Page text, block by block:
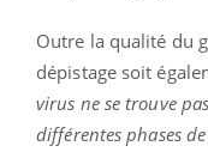
Outre la qualité du
dépistage soit
virus ne se trouve
différentes phases